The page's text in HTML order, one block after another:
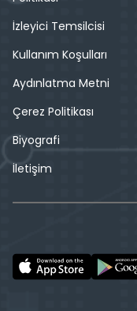
İzleyici Temsilcisi
Kullanım Koşulları
Aydınlatma Metni
Çerez Politikası
Biyografi
İletişim